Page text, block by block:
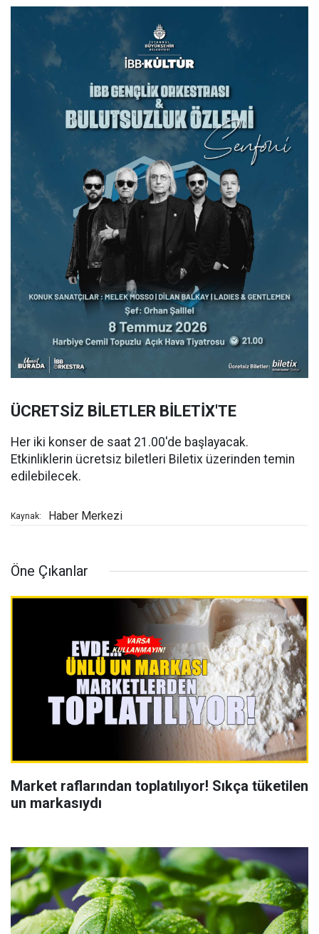
ÜCRETSİZ BİLETLER BİLETİX'TE
Her iki konser de saat 21.00'de başlayacak.
Etkinliklerin ücretsiz biletleri Biletix üzerinden temin
edilebilecek.
Kaynak: Haber Merkezi
Öne Çıkanlar
Market raflarından toplatılıyor! Sıkça tüketilen
un markasıydı